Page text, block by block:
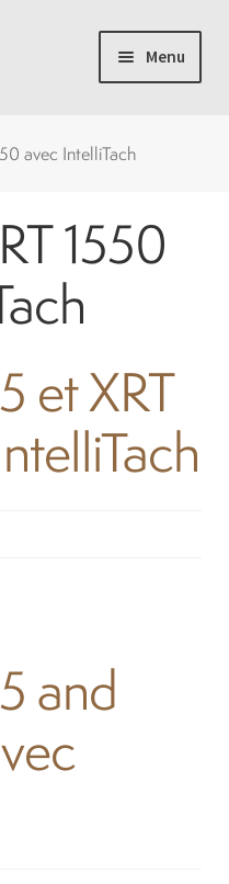
Menu
Ouvrir
menu
enfant
le
menu
enfant
avec IntelliTach
1550
et XRT
and